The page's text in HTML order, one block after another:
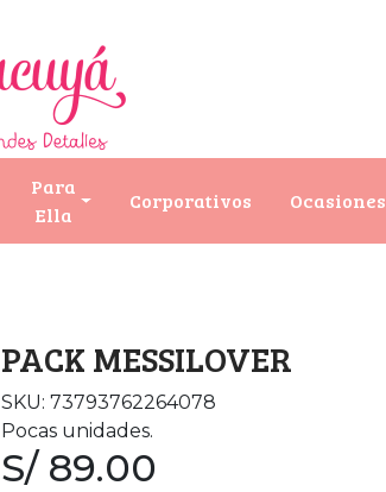
Para
Ella
Corporativos Ocasiones
PACK MESSILOVER
SKU: 73793762264078
Pocas unidades.
S/ 89.00